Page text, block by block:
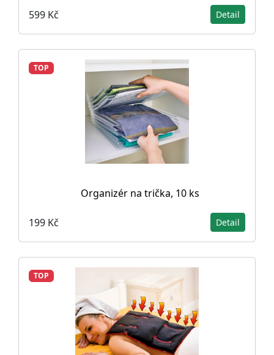
599 Kč Detail
TOP
Organizér na trička, 10 ks
199 Kč Detail
TOP